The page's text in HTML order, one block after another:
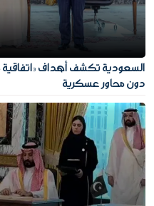
السعودية تكشف أهداف
دون محاور عسكرية